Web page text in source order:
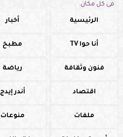
فى كل مكان.
الرئيسية أخبار
أنا حوا TV مطبخ
فنون وثقافة رياضة
اقتصاد أندر إيدج
ملفات منوعات